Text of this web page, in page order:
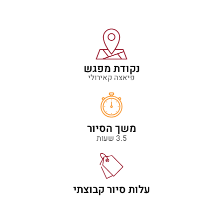
נקודת מפגש
פיאצה קאירולי
משך הסיור
3.5 שעות
עלות סיור קבוצתי